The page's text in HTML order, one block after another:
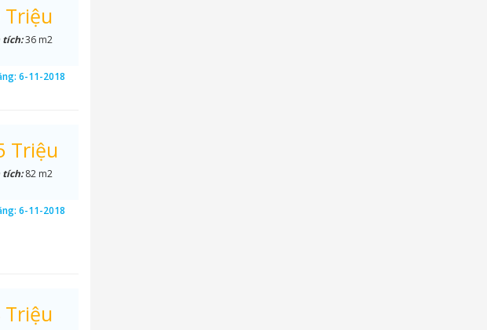
Triệu
tích:36 m2
6-11-2018
Triệu
tích:82 m2
6-11-2018
Triệu